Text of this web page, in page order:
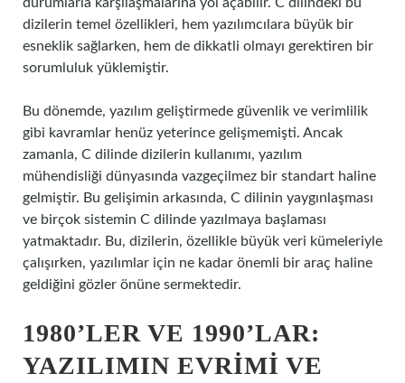
dizilerin temel özellikleri, hem yazılımcılara büyük bir
esneklik sağlarken, hem de dikkatli olmayı gerektiren bir
sorumluluk yüklemiştir.
Bu dönemde, yazılım geliştirmede güvenlik ve verimlilik
gibi kavramlar henüz yeterince gelişmemişti. Ancak
zamanla, C dilinde dizilerin kullanımı, yazılım
mühendisliği dünyasında vazgeçilmez bir standart haline
gelmiştir. Bu gelişimin arkasında, C dilinin yaygınlaşması
ve birçok sistemin C dilinde yazılmaya başlaması
yatmaktadır. Bu, dizilerin, özellikle büyük veri kümeleriyle
çalışırken, yazılımlar için ne kadar önemli bir araç haline
geldiğini gözler önüne sermektedir.
1980’LER VE 1990’LAR:
YAZILIMIN EVRIMI VE